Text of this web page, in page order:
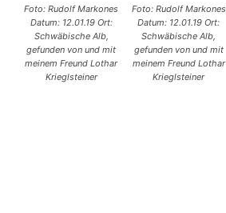
Foto: Rudolf Markones
Datum: 12.01.19 Ort:
Schwäbische Alb,
gefunden von und mit
meinem Freund Lothar
Krieglsteiner
Foto: Rudolf Markones
Datum: 12.01.19 Ort:
Schwäbische Alb,
gefunden von und mit
meinem Freund Lothar
Krieglsteiner